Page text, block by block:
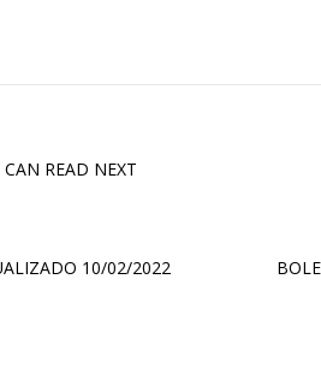
READ NEXT
10/02/2022